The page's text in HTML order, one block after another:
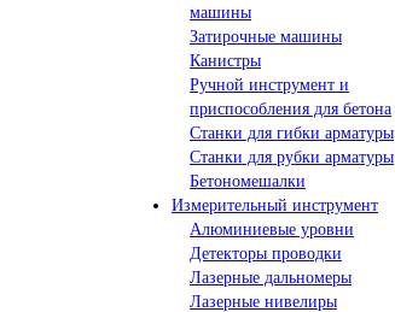
машины
Затирочные машины
Канистры
Ручной инструмент и
приспособления для бетона
Станки для гибки арматуры
Станки для рубки арматуры
Бетономешалки
Измерительный инструмент
Алюминиевые уровни
Детекторы проводки
Лазерные дальномеры
Лазерные нивелиры